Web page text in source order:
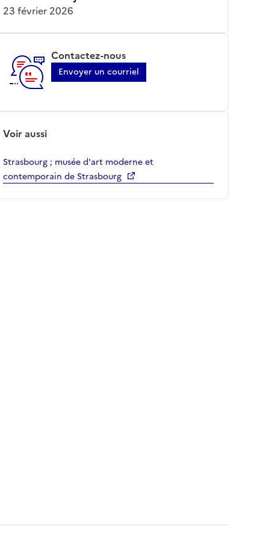
23 février 2026
Contactez-nous
Envoyer un courriel
Voir aussi
Strasbourg ; musée d'art moderne et
contemporain de Strasbourg